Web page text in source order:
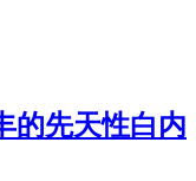
的先天性白内